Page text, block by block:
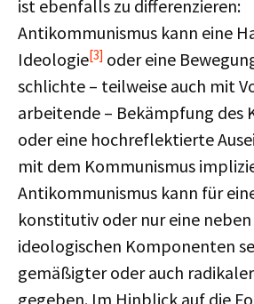
ist ebenfalls zu differenzieren:
Antikommunismus kann eine
Ideologie[3] oder eine
schlichte – teilweise auch mit
arbeitende – Bekämpfung des
oder eine hochreflektierte
mit dem Kommunismus
Antikommunismus kann für
konstitutiv oder nur eine
ideologischen Komponenten
gemäßigter oder auch
gegeben. Im Hinblick auf die